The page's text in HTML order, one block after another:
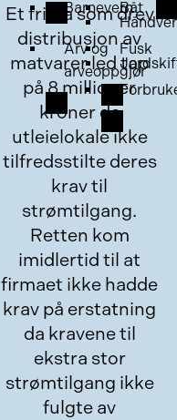
Barnevern
Arv og
arveoppgjør
Båt
Fusk
Et frima som drev
distribusjon av
matvarer led tap
på 8 millioner
kroner da
utleielokale ikke
tilfredsstilte deres
krav til
strømtilgang.
Retten kom
imidlertid til at
firmaet ikke hadde
krav på erstatning
da kravene til
ekstra stor
strømtilgang ikke
fulgte av